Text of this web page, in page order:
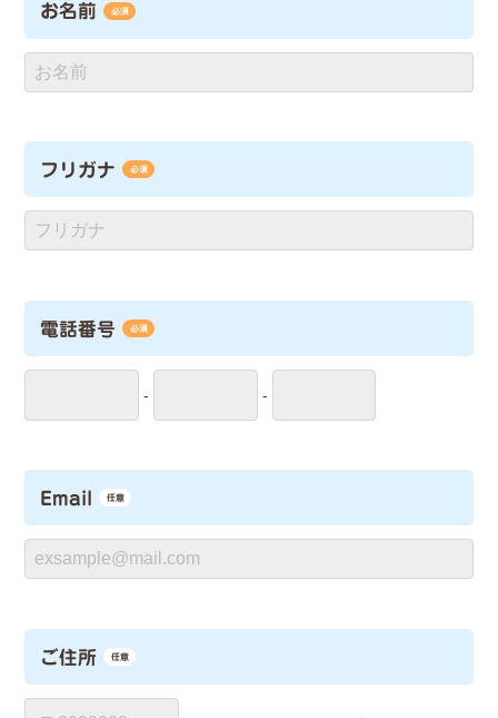
お名前 必須
フリガナ 必須
電話番号 必須
- -
Email 任意
ご住所 任意